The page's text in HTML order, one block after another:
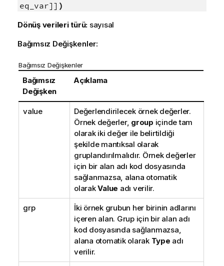
eq_var]] )
Dönüş verileri türü: sayısal
Bağımsız Değişkenler:
Bağımsız Değişkenler
Bağımsız
Değişken
Açıklama
value
Değerlendirilecek örnek değerler.
Örnek değerler, group içinde tam
olarak iki değer ile belirtildiği
şekilde mantıksal olarak
gruplandırılmalıdır. Örnek değerler
için bir alan adı kod dosyasında
sağlanmazsa, alana otomatik
olarakValue adı verilir.
grp
İki örnek grubun her birinin adlarını
içeren alan. Grup için bir alan adı
kod dosyasında sağlanmazsa,
alana otomatik olarak Type adı
verilir.